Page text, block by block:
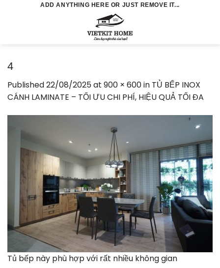
ADD ANYTHING HERE OR JUST REMOVE IT...
4
Published22/08/2025at 900 × 600in TỦ BẾP INOX
CÁNH LAMINATE – TỐI ƯU CHI PHÍ, HIỆU QUẢ TỐI ĐA
Tủ bếp này phù hợp với rất nhiều không gian